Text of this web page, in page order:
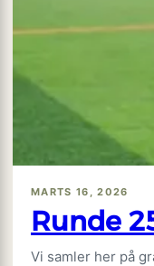
målløse
nulser
MARTS 16, 2026
Runde
Vi samler her på